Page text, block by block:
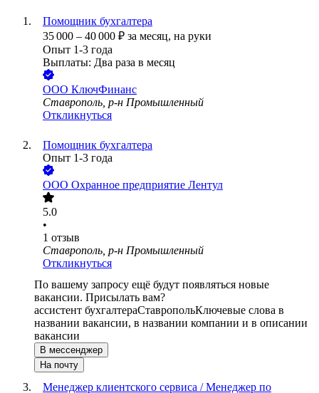
Помощник бухгалтера
35 000 – 40 000 ₽ за месяц, на руки
Опыт 1-3 года
Выплаты: Два раза в месяц
ООО КлючФинанс
Ставрополь, р-н Промышленный
Откликнуться
Помощник бухгалтера
Опыт 1-3 года
ООО Охранное предприятие Лентул
5.0
•
1 отзыв
Ставрополь, р-н Промышленный
Откликнуться
По вашему запросу ещё будут появляться новые
вакансии. Присылать вам?
ассистент бухгалтераСтавропольКлючевые слова в
названии вакансии, в названии компании и в описании
вакансии
В мессенджер
На почту
Менеджер клиентского сервиса / Менеджер по